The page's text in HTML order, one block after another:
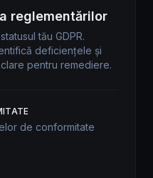
reglementărilor
tău GDPR.
deficiențele și
pentru remediere.
de conformitate